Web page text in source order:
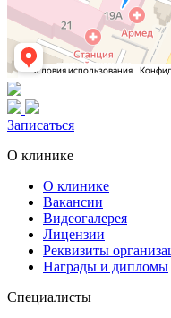
Записаться
О клинике
О клинике
Вакансии
Видеогалерея
Лицензии
Реквизиты
Награды и дипломы
Специалисты